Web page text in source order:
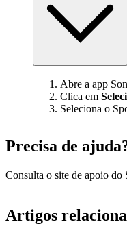
Abre a app
Clica em
Seleciona o
Precisa de
Consulta o site de apoio do
Artigos